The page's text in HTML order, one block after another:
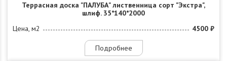
Террасная доска "ПАЛУБА" лиственница сорт "Экстра",
шлиф. 35*140*2000
Цена, м2
4500 ₽
Подробнее